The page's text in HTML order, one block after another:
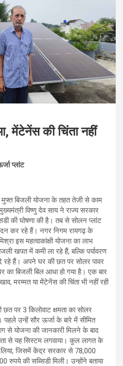
मेंटेनेंस की चिंता नहीं
प्लांट
मुफ्त बिजली योजना के तहत तेजी से काम
विष्णु देव साय ने राज्य सरकार
की घोषणा की है। तब से सोलन प्लांट
कर रहे हैं। नगर निगम रायगढ़ के
इस महत्वाकांक्षी योजना का लाभ
खपत में कमी ला रहे हैं, बल्कि पर्यावरण
रहे हैं। अपने घर की छत पर सोलर पावर
का बिजली बिल आधा हो गया है। एक बार
मरम्मत या मेंटेनेंस की चिंता भी नहीं रही
पर 3 किलोवाट क्षमता का सोलर
उन्हें सौर ऊर्जा के बारे में सीमित
से योजना की जानकारी मिलने के बाद
से यह सिस्टम लगवाया। कुल लागत के
जिसमें केंद्र सरकार से 78,000
की सब्सिडी मिली। उन्होंने बताया